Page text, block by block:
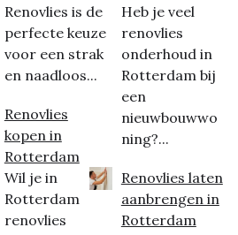
Renovlies is de
perfecte keuze
voor een strak
en naadloos...
Renovlies
kopen in
Rotterdam
Wil je in
Rotterdam
renovlies
Heb je veel
renovlies
onderhoud in
Rotterdam bij
een
nieuwbouwwo
ning?...
Renovlies laten
aanbrengen in
Rotterdam